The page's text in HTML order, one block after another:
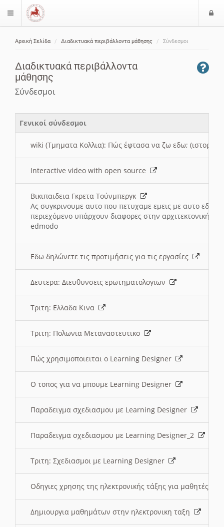
$langMenu
Αρχική Σελίδα Διαδικτυακά περιβάλλοντα μάθησης Σύνδεσμοι
Διαδικτυακά περιβάλλοντα
μάθησης
Σύνδεσμοι
Γενικοί σύνδεσμοι
wiki (Τμηματα Κολλια): Πώς έφτασα να ζω εδω; (ιστορια)
Interactive video with open source
Βικιπαιδεια Γκρετα Τούνμπεργκ
Ας συγκρινουμε αυτο που πετυχαμε εμεις με αυτο εδω
περιεχόμενο υπάρχουν διαφορες στην αρχιτεκτονική
edmodo
Εδω δηλώνετε τις προτιμήσεις για τις εργασίες
Δευτερα: Διευθυνσεις ερωτηματολογιων
Τριτη: Ελλαδα Κινα
Τριτη: Πολωνια Μεταναστευτικο
Πώς χρησιμοποιειται ο Learning Designer
O τοπος για να μπουμε Learning Designer
Παραδειγμα σχεδιασμου με Learning Designer
Παραδειγμα σχεδιασμου με Learning Designer_2
Τριτη: Σχεδιασμοι με Learning Designer
Οδηγιες χρησης της ηλεκτρονικής τάξης για μαθητές
Δημιουργια μαθημάτων στην ηλεκτρονικη ταξη